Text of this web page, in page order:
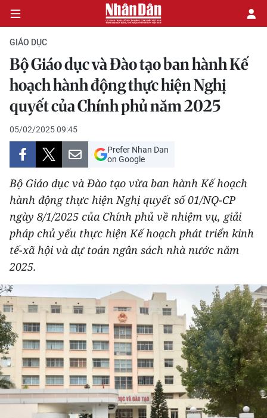
CHÍNH TRỊ
KINH TẾ
VĂN HÓA
XÃ HỘI
PHÁP LUẬT
DU LỊCH
THẾ GIỚI
THỂ THAO
GIÁO DỤC
Y TẾ
KHOA HỌC - CÔNG NGHỆ
MÔI TRƯỜNG
GIÁO DỤC
Bộ Giáo dục và Đào tạo ban hành Kế
hoạch hành động thực hiện Nghị
quyết của Chính phủ năm 2025
05/02/2025 09:45
Prefer Nhan Dan
on Google
Bộ Giáo dục và Đào tạo vừa ban hành Kế hoạch
hành động thực hiện Nghị quyết số 01/NQ-CP
ngày 8/1/2025 của Chính phủ về nhiệm vụ, giải
pháp chủ yếu thực hiện Kế hoạch phát triển kinh
tế-xã hội và dự toán ngân sách nhà nước năm
2025.